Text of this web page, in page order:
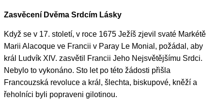
Zasvěcení Dvěma Srdcím Lásky
Když se v 17. století, v roce 1675 Ježíš zjevil svaté Markétě
Marii Alacoque ve Francii v Paray Le Monial, požádal, aby
král Ludvík XIV. zasvětil Francii Jeho Nejsvětějšímu Srdci.
Nebylo to vykonáno. Sto let po této žádosti přišla
Francouzská revoluce a král, šlechta, biskupové, kněží a
řeholníci byli popraveni gilotinou.